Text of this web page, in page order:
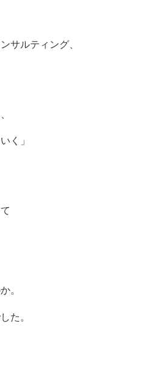
サルティング、
く」
。
た。